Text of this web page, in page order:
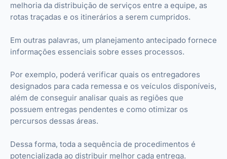
melhoria da distribuição de serviços entre a equipe, as
rotas traçadas e os itinerários a serem cumpridos.
Em outras palavras, um planejamento antecipado fornece
informações essenciais sobre esses processos.
Por exemplo, poderá verificar quais os entregadores
designados para cada remessa e os veículos disponíveis,
além de conseguir analisar quais as regiões que
possuem entregas pendentes e como otimizar os
percursos dessas áreas.
Dessa forma, toda a sequência de procedimentos é
potencializada ao distribuir melhor cada entrega.